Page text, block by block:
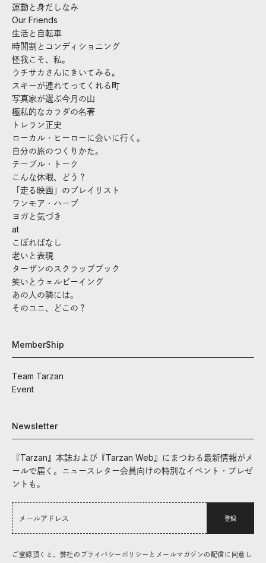
運動と身だしなみ
Our Friends
生活と自転車
時間割とコンディショニング
怪我こそ、私。
ウチサカさんにきいてみる。
スキーが連れてってくれる町
写真家が選ぶ今月の山
極私的なカラダの名著
トレラン正史
ローカル・ヒーローに会いに行く。
自分の旅のつくりかた。
テーブル・トーク
こんな休暇、どう？
「走る映画」のプレイリスト
ワンモア・ハーブ
ヨガと気づき
at
こぼればなし
老いと表現
ターザンのスクラップブック
笑いとウェルビーイング
あの人の隣には。
そのユニ、どこの？
MemberShip
Team Tarzan
Event
Newsletter
『Tarzan』本誌および『Tarzan Web』にまつわる最新情報がメ
ールで届く。ニュースレター会員向けの特別なイベント・プレゼ
ントも。
登録
ご登録頂くと、弊社のプライバシーポリシーとメールマガジンの配信に同意し